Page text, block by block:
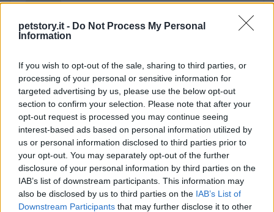
petstory.it - Do Not Process My Personal
Information
If you wish to opt-out of the sale, sharing to third parties, or
processing of your personal or sensitive information for
targeted advertising by us, please use the below opt-out
section to confirm your selection. Please note that after your
opt-out request is processed you may continue seeing
interest-based ads based on personal information utilized by
us or personal information disclosed to third parties prior to
your opt-out. You may separately opt-out of the further
disclosure of your personal information by third parties on the
IAB’s list of downstream participants. This information may
also be disclosed by us to third parties on the IAB’s List of
Downstream Participants that may further disclose it to other
Redazione Petstory.it